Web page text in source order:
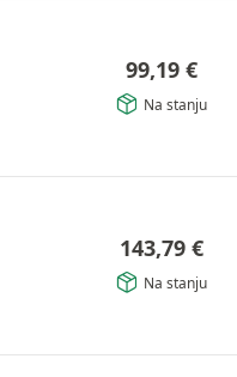
99,19 €
Na stanju
143,79 €
Na stanju